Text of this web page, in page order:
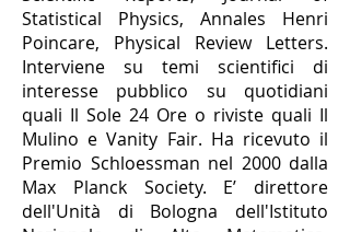
Statistical Physics, Annales Henri
Poincare, Physical Review Letters.
Interviene su temi scientifici di
interesse pubblico su quotidiani
quali Il Sole 24 Ore o riviste quali Il
Mulino e Vanity Fair. Ha ricevuto il
Premio Schloessman nel 2000 dalla
Max Planck Society. E’ direttore
dell'Unità di Bologna dell'Istituto